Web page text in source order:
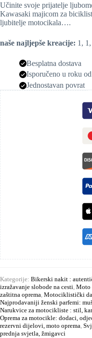
Učinite svoje prijatelje
Kawasaki majicom za
ljubitelje motocikala….
naše najljepše kreacije: 1,
Besplatna dostava
Isporučeno u roku
Jednostavan povrat
Kategorije: Bikerski nakit :
izražavanje slobode na cesti, Moto
zaštitna oprema, Motociklistički
Najprodavaniji ženski parfemi:
Narukvice za motocikliste : stil,
Oprema za motocikle: dodaci,
rezervni dijelovi, moto oprema,
prednja svjetla, žmigavci